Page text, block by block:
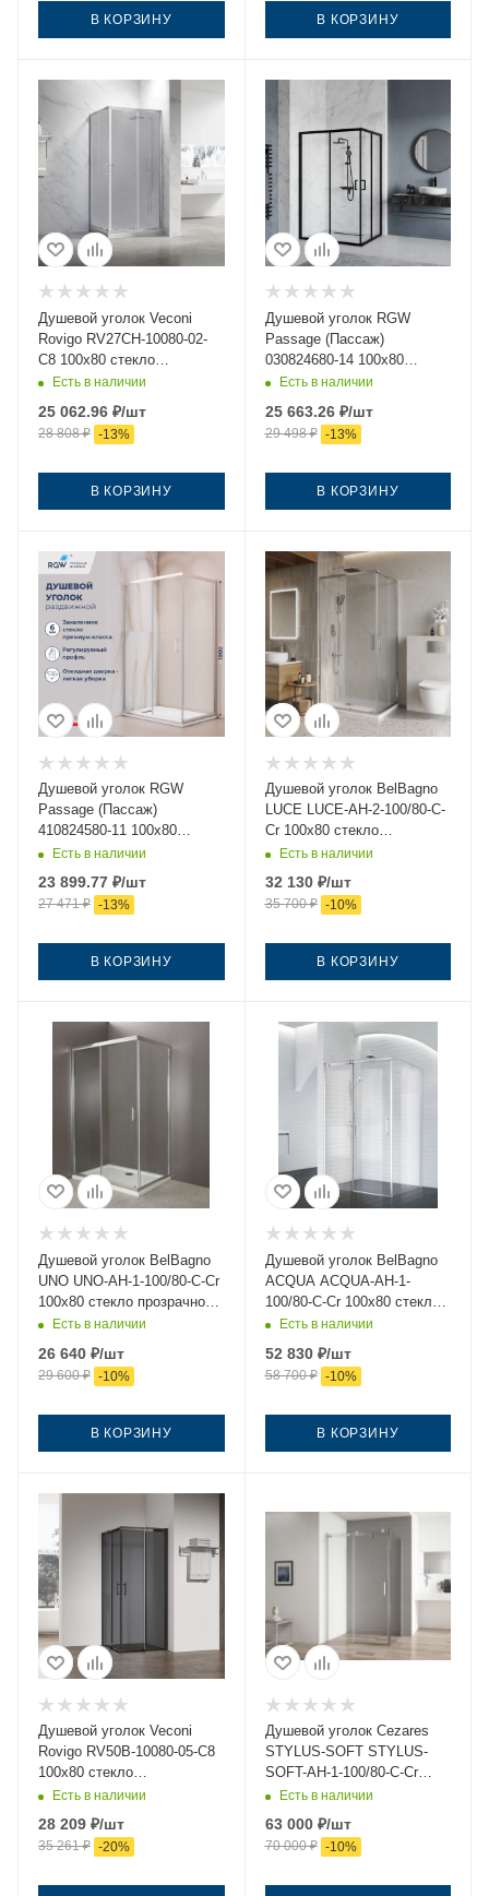
В КОРЗИНУ В КОРЗИНУ
Душевой уголок Veconi
Rovigo RV27CH-10080-02-
C8 100х80 стекло
рифленое профиль хром
Есть в наличии
25 062.96 ₽/шт
28 808₽ -13%
В КОРЗИНУ
Душевой уголок RGW
Passage (Пассаж)
030824680-14 100х80
стекло прозрачное
поддона
Есть в наличии
25 663.26₽/шт
29 498₽ -13%
В КОРЗИНУ
Душевой уголок RGW
Passage (Пассаж)
410824580-11 100х80
стекло прозрачное
профиль хром без поддона
Есть в наличии
23 899.77 ₽/шт
27 471₽ -13%
В КОРЗИНУ
Душевой уголок BelBagno
LUCE LUCE-AH-2-100/80-C-
Cr 100х80 стекло
прозрачное профиль хром
без поддона
Есть в наличии
32 130₽/шт
35 700₽ -10%
В КОРЗИНУ
Душевой уголок BelBagno
UNO UNO-AH-1-100/80-C-Cr
100х80 стекло прозрачное
профиль хром без поддона
Есть в наличии
26 640 ₽/шт
29 600₽ -10%
В КОРЗИНУ
Душевой уголок BelBagno
ACQUA ACQUA-AH-1-
100/80-C-Cr 100х80 стекло
прозрачное профиль хром
Есть в наличии
52 830₽/шт
58 700₽ -10%
В КОРЗИНУ
Душевой уголок Veconi
Rovigo RV50B-10080-05-C8
100х80 стекло
тонированное профиль
черный без поддона
Есть в наличии
28 209 ₽/шт
35 261₽ -20%
Душевой уголок Cezares
STYLUS-SOFT STYLUS-
SOFT-AH-1-100/80-C-Cr
100х80 стекло прозрачное
профиль хром без поддона
Есть в наличии
63 000₽/шт
70 000₽ -10%